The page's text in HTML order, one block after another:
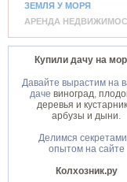
ЗЕМЛЯ У МОРЯ
АРЕНДА
Купили дачу на
Давайте вырастим на
даче виноград,
деревья и
арбузы и дыни.
Делимся
опытом на сайте
Колхозник.ру